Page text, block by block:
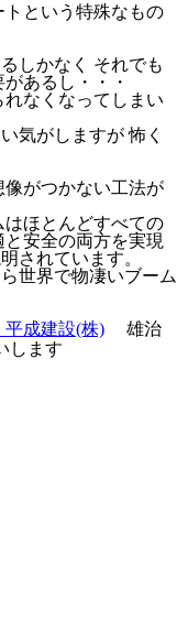
という特殊なもの
しかなく それでも
あるし・・・
なくなってしまい
気がしますが 怖く
がつかない工法が
はほとんどすべての
安全の両方を実現
されています。
世界で物凄いブーム
平成建設(株) 雄治
します